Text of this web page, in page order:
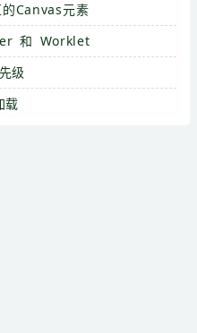
Canvas元素
和 Worklet
级
载